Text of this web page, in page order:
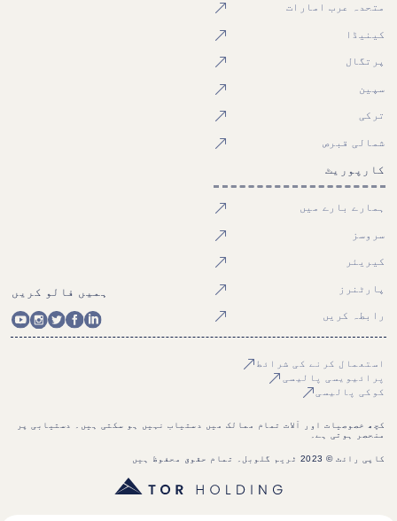
متحدہ عرب امارات
کینیڈا
پرتگال
سپین
ترکی
شمالی قبرص
کارپوریٹ
ہمارے بارے میں
سروسز
کیریئر
پارٹنرز
رابطہ کریں
ہمیں فالو کریں
استعمال کرنے کی شرائط
پرائیویسی پالیسی
کوکی پالیسی
کچھ خصوصیات اور آلات تمام ممالک میں دستیاب نہیں ہو سکتی ہیں۔ دستیابی پر
منحصر ہوتی ہے۔
کاپی رائٹ © 2023 ٹریم گلوبل۔ تمام حقوق محفوظ ہیں